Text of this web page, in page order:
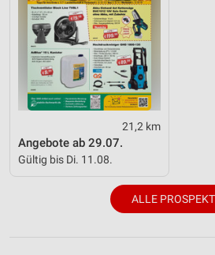
21,2 km
Angebote ab 29.07.
Gültig bis Di. 11.08.
ALLE